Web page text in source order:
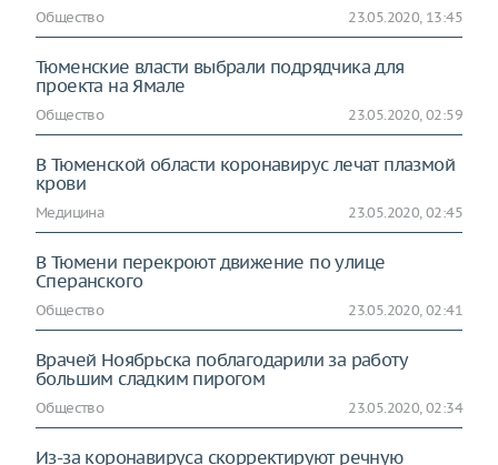
Общество 23.05.2020, 13:45
Тюменские власти выбрали подрядчика для
проекта на Ямале
Общество 23.05.2020, 02:59
В Тюменской области коронавирус лечат плазмой
крови
Медицина 23.05.2020, 02:45
В Тюмени перекроют движение по улице
Сперанского
Общество 23.05.2020, 02:41
Врачей Ноябрьска поблагодарили за работу
большим сладким пирогом
Общество 23.05.2020, 02:34
Из-за коронавируса скорректируют речную